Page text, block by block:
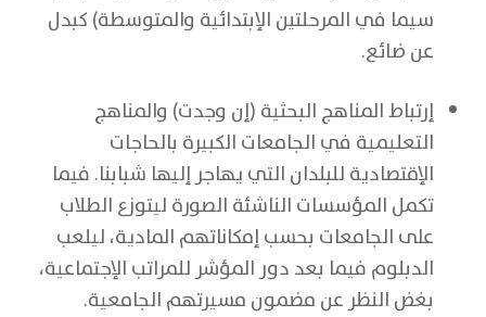
سيما في المرحلتين الإبتدائية والمتوسطة) كبدل
عن ضائع.
إرتباط المناهج البحثية (إن وجدت) والمناهج
التعليمية في الجامعات الكبيرة بالحاجات
الإقتصادية للبلدان التي يهاجر إليها شبابنا. فيما
تكمل المؤسسات الناشئة الصورة ليتوزع الطلاب
على الجامعات بحسب إمكاناتهم المادية، ليلعب
الدبلوم فيما بعد دور المؤشر للمراتب الإجتماعية،
بغض النظر عن مضمون مسيرتهم الجامعية.